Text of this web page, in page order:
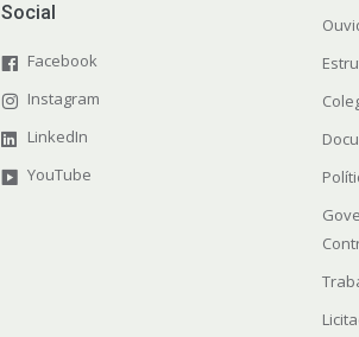
Social
Facebook
Instagram
LinkedIn
YouTube